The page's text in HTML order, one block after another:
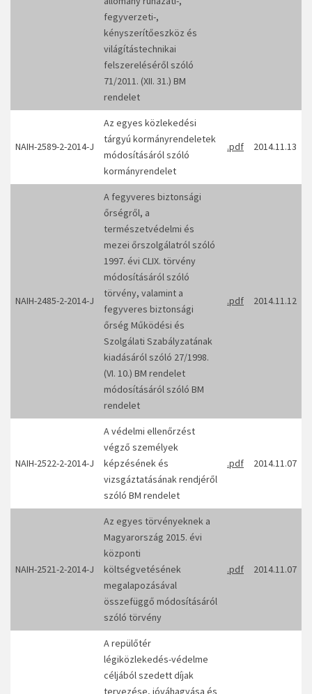
fegyverzeti-,
kényszerítőeszköz és
világítástechnikai
felszereléséről szóló
71/2011. (XII. 31.) BM
rendelet
NAIH-2589-2-2014-J
Az egyes közlekedési
tárgyú kormányrendeletek
módosításáról szóló
kormányrendelet
.pdf 2014.11.13
NAIH-2485-2-2014-J
A fegyveres biztonsági
őrségről, a
természetvédelmi és
mezei őrszolgálatról szóló
1997. évi CLIX. törvény
módosításáról szóló
törvény, valamint a
fegyveres biztonsági
őrség Működési és
Szolgálati Szabályzatának
kiadásáról szóló 27/1998.
(VI. 10.) BM rendelet
módosításáról szóló BM
rendelet
.pdf 2014.11.12
NAIH-2522-2-2014-J
A védelmi ellenőrzést
végző személyek
képzésének és
vizsgáztatásának rendjéről
szóló BM rendelet
.pdf 2014.11.07
NAIH-2521-2-2014-J
Az egyes törvényeknek a
Magyarország 2015. évi
központi
költségvetésének
megalapozásával
összefüggő módosításáról
szóló törvény
.pdf 2014.11.07
A repülőtér
légiközlekedés-védelme
céljából szedett díjak
tervezése, jóváhagyása és